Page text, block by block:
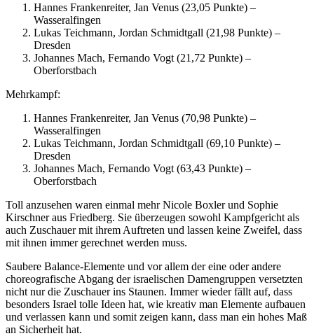
Hannes Frankenreiter, Jan Venus (23,05 Punkte) –
Wasseralfingen
Lukas Teichmann, Jordan Schmidtgall (21,98 Punkte) –
Dresden
Johannes Mach, Fernando Vogt (21,72 Punkte) –
Oberforstbach
Mehrkampf:
Hannes Frankenreiter, Jan Venus (70,98 Punkte) –
Wasseralfingen
Lukas Teichmann, Jordan Schmidtgall (69,10 Punkte) –
Dresden
Johannes Mach, Fernando Vogt (63,43 Punkte) –
Oberforstbach
Toll anzusehen waren einmal mehr Nicole Boxler und Sophie
Kirschner aus Friedberg. Sie überzeugen sowohl Kampfgericht als
auch Zuschauer mit ihrem Auftreten und lassen keine Zweifel, dass
mit ihnen immer gerechnet werden muss.
Saubere Balance-Elemente und vor allem der eine oder andere
choreografische Abgang der israelischen Damengruppen versetzten
nicht nur die Zuschauer ins Staunen. Immer wieder fällt auf, dass
besonders Israel tolle Ideen hat, wie kreativ man Elemente aufbauen
und verlassen kann und somit zeigen kann, dass man ein hohes Maß
an Sicherheit hat.